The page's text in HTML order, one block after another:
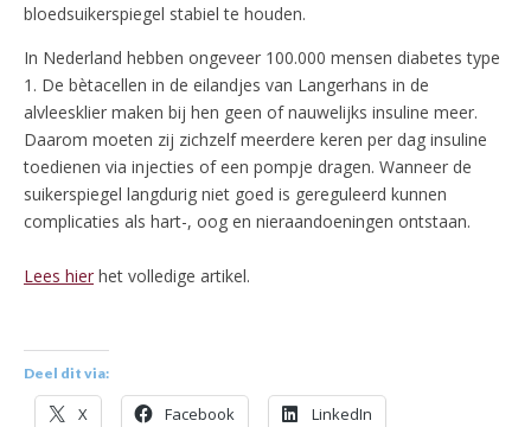
bloedsuikerspiegel stabiel te houden.
In Nederland hebben ongeveer 100.000 mensen diabetes type
1. De bètacellen in de eilandjes van Langerhans in de
alvleesklier maken bij hen geen of nauwelijks insuline meer.
Daarom moeten zij zichzelf meerdere keren per dag insuline
toedienen via injecties of een pompje dragen. Wanneer de
suikerspiegel langdurig niet goed is gereguleerd kunnen
complicaties als hart-, oog en nieraandoeningen ontstaan.
Lees hier het volledige artikel.
Deel dit via:
X Facebook LinkedIn